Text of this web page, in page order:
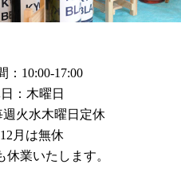
：10:00-17:00
：木曜日
火水木曜日定休
月は無休
業いたします。